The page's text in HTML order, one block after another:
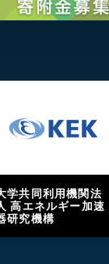
学共同利用機関法
高エネルギー加速
研究機構